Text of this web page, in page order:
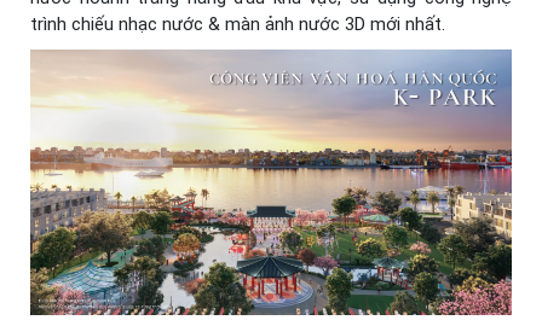
trình chiếu nhạc nước & màn ảnh nước 3D mới nhất.